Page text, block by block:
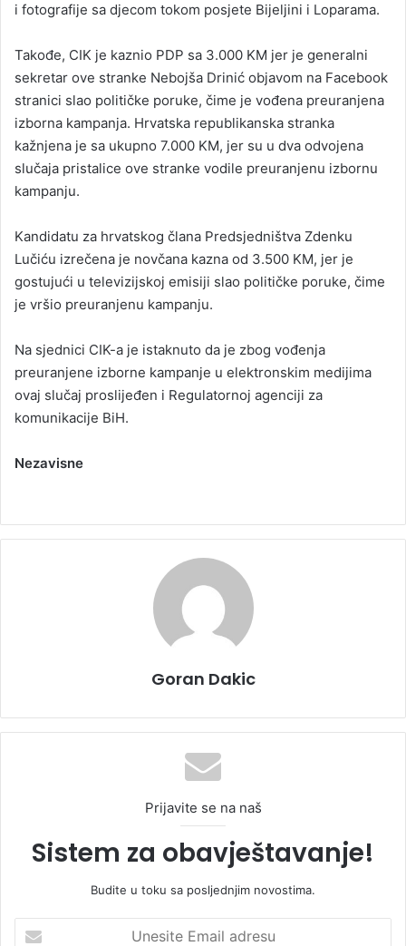
i fotografije sa djecom tokom posjete Bijeljini i Loparama.
Takođe, CIK je kaznio PDP sa 3.000 KM jer je generalni
sekretar ove stranke Nebojša Drinić objavom na Facebook
stranici slao političke poruke, čime je vođena preuranjena
izborna kampanja. Hrvatska republikanska stranka
kažnjena je sa ukupno 7.000 KM, jer su u dva odvojena
slučaja pristalice ove stranke vodile preuranjenu izbornu
kampanju.
Kandidatu za hrvatskog člana Predsjedništva Zdenku
Lučiću izrečena je novčana kazna od 3.500 KM, jer je
gostujući u televizijskoj emisiji slao političke poruke, čime
je vršio preuranjenu kampanju.
Na sjednici CIK-a je istaknuto da je zbog vođenja
preuranjene izborne kampanje u elektronskim medijima
ovaj slučaj proslijeđen i Regulatornoj agenciji za
komunikacije BiH.
Nezavisne
Goran Dakic
Prijavite se na naš
Sistem za obavještavanje!
Budite u toku sa posljednjim novostima.